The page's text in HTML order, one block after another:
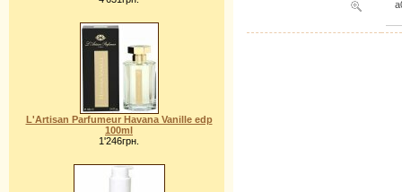
L'Artisan Parfumeur Havana Vanille edp
100ml
1'246грн.